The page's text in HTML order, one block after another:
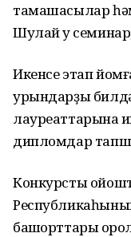
тамашасылар
Шулай уҡ
Икенсе этап
урындарҙы
лауреаттарына
дипломдар
Конкурсты
башҡорттары